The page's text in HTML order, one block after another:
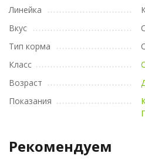
Линейка
Вкус
Тип корма
Класс
Возраст
Показания
Рекомендуем